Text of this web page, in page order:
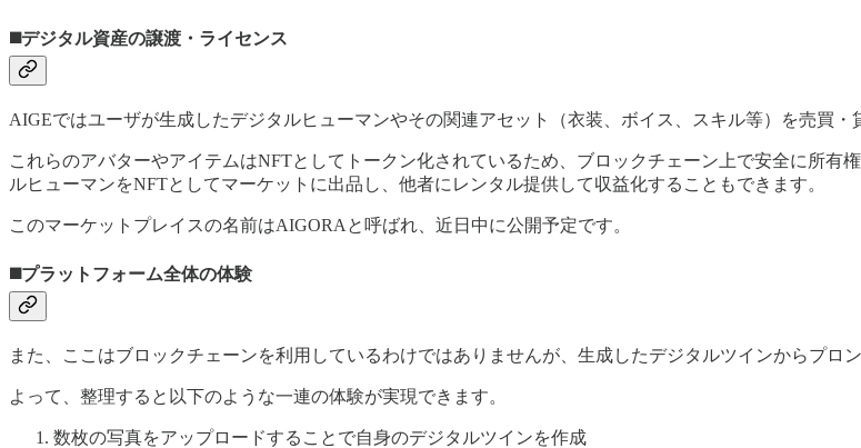
◼️デジタル資産の譲渡・ライセンス
AIGEではユーザが生成したデジタルヒューマンやその関連アセット（衣装、ボイス、スキル等）を売買・
これらのアバターやアイテムはNFTとしてトークン化されているため、ブロックチェーン上で安全に所有
ルヒューマンをNFTとしてマーケットに出品し、他者にレンタル提供して収益化することもできます。
このマーケットプレイスの名前はAIGORAと呼ばれ、近日中に公開予定です。
◼️プラットフォーム全体の体験
また、ここはブロックチェーンを利用しているわけではありませんが、生成したデジタルツインからプロ
よって、整理すると以下のような一連の体験が実現できます。
数枚の写真をアップロードすることで自身のデジタルツインを作成